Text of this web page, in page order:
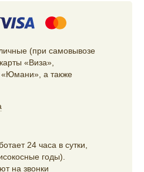
(при самовывозе
«Виза»,
а также
24 часа в сутки,
годы).
на звонки